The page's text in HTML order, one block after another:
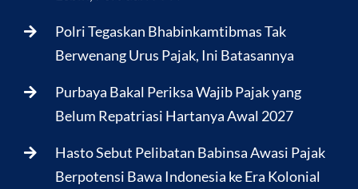
Polri Tegaskan Bhabinkamtibmas Tak
Berwenang Urus Pajak, Ini Batasannya
Purbaya Bakal Periksa Wajib Pajak yang
Belum Repatriasi Hartanya Awal 2027
Hasto Sebut Pelibatan Babinsa Awasi Pajak
Berpotensi Bawa Indonesia ke Era Kolonial